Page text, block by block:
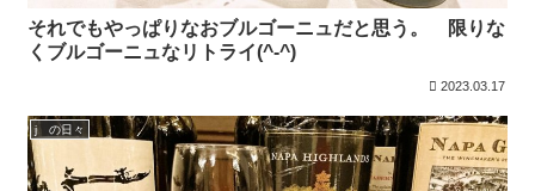
それでもやっぱりなおブルゴーニュだと思う。 限りな
くブルゴーニュなリトライ(^-^)
2023.03.17
j の日々